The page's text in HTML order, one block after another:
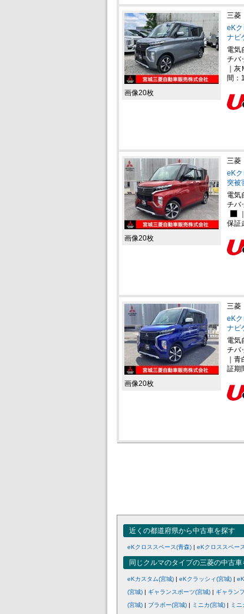
画像20枚
三菱
eK
ナビ
電気
チバ
｜灰
間：
画像20枚
三菱
eK
突被
電気
チバ
保証
画像20枚
三菱
eK
ナビ
電気
チバ
｜
証期
近くの都道府県から中古車を探す
eKクロススペース(青森) | eKクロススペー
同じクルマのタイプの三菱の中古
eKカスタム(宮城) | eKクラッシィ(宮城) |
(宮城) | ギャランスポーツ(宮城) | ギャラン
(宮城) | ブラボー(宮城) | ミニカ(宮城) | ミ